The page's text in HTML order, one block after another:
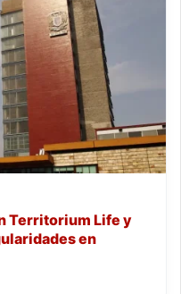
Territorium Life y
en